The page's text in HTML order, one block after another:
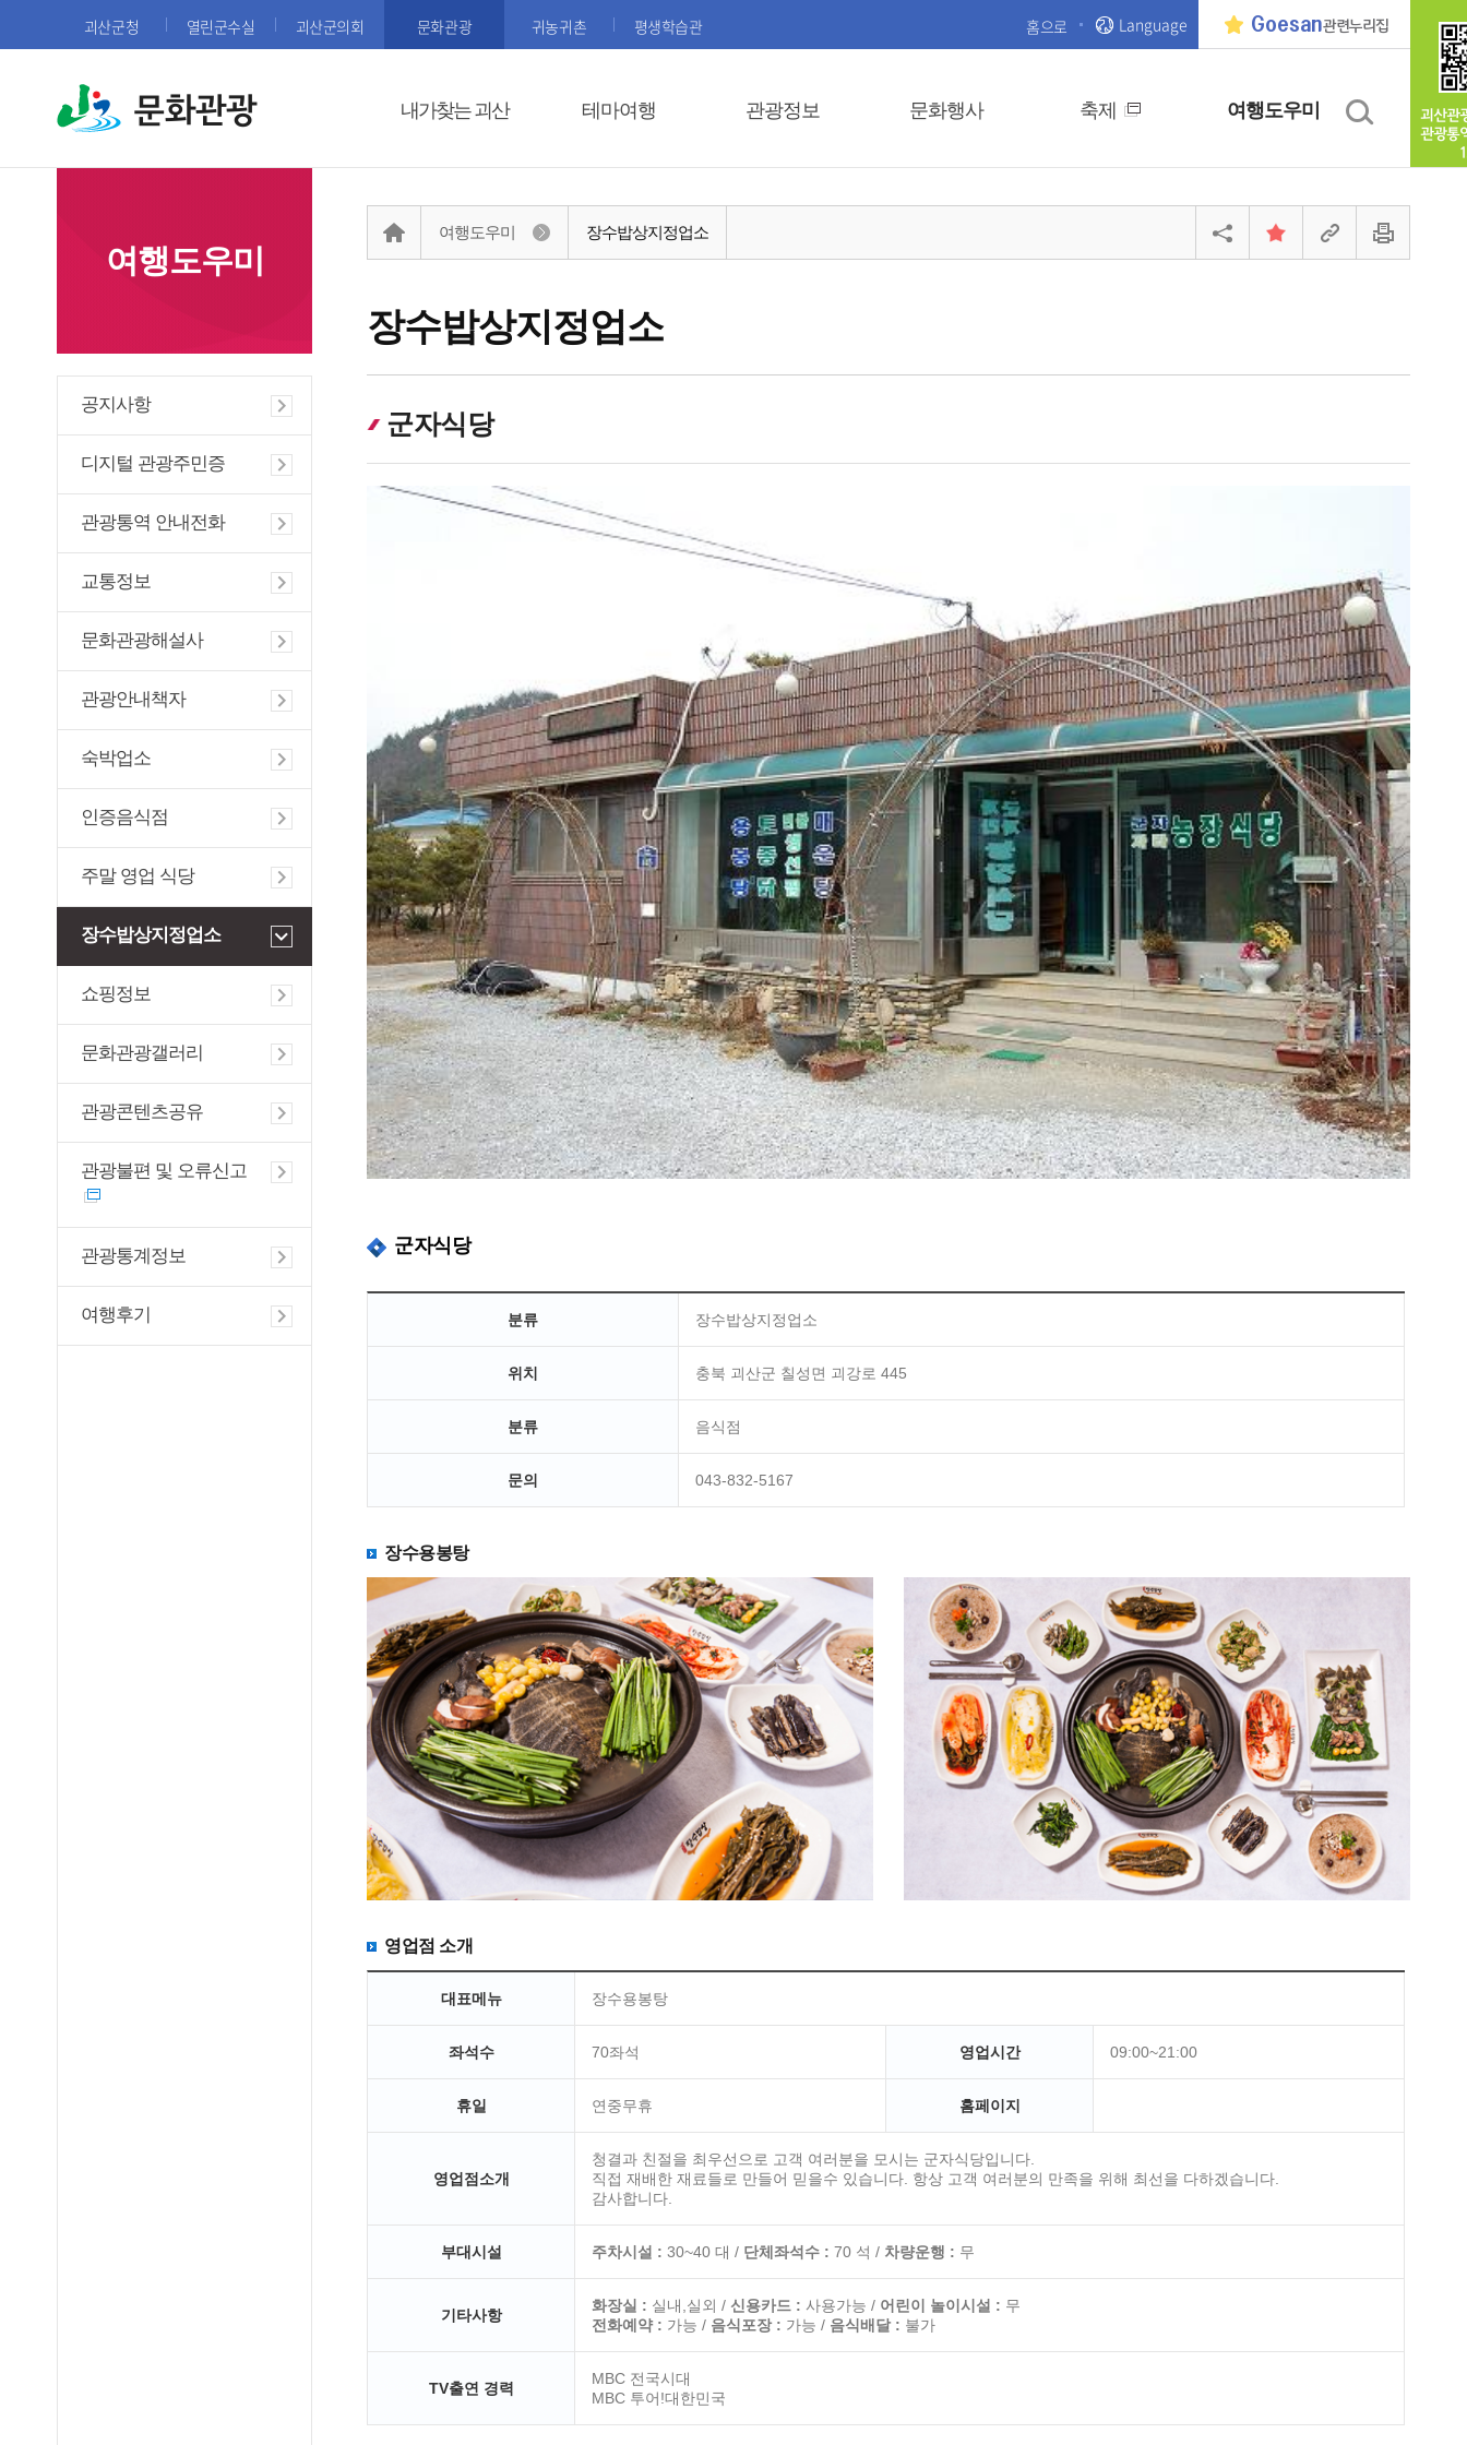
괴산군청 열린군수실 괴산군의회 문화관광 귀농귀촌 평생학습관 홈으로 Language Goesan관련누리집
문화관광 내가찾는 괴산 테마여행 관광정보 문화행사 축제 여행도우미
괴산관
관광통
여행도우미
공지사항
디지털 관광주민증
관광통역 안내전화
교통정보
문화관광해설사
관광안내책자
숙박업소
인증음식점
주말 영업 식당
장수밥상지정업소
쇼핑정보
문화관광갤러리
관광콘텐츠공유
관광불편 및 오류신고
관광통계정보
여행후기
장수밥상지정업소
여행도우미 장수밥상지정업소
군자식당
군자식당
분류 장수밥상지정업소
위치 충북 괴산군 칠성면 괴강로 445
분류 음식점
문의 043-832-5167
장수용봉탕
영업점 소개
대표메뉴 장수용봉탕
좌석수 70좌석 영업시간 09:00~21:00
휴일 연중무휴 홈페이지
영업점소개
청결과 친절을 최우선으로 고객 여러분을 모시는 군자식당입니다.
직접 재배한 재료들로 만들어 믿을수 있습니다. 항상 고객 여러분의 만족을 위해 최선을 다하겠습니다.
감사합니다.
부대시설 주차시설 : 30~40 대 / 단체좌석수 : 70 석 / 차량운행 : 무
기타사항
화장실 : 실내,실외 / 신용카드 : 사용가능 / 어린이 놀이시설 : 무
전화예약 : 가능 / 음식포장 : 가능 / 음식배달 : 불가
TV출연 경력
MBC 전국시대
MBC 투어!대한민국